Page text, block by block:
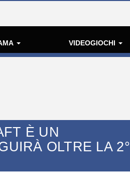
VIDEOGIOCHI
È UN
OLTRE LA 2°